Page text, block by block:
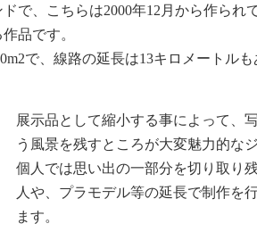
で、こちらは2000年12月から作られ
品です。
で、線路の延長は13キロメートル
展示品として縮小する事によって、
う風景を残すところが大変魅力的なジ
個人では思い出の一部分を切り取り
人や、プラモデル等の延長で制作を
ます。